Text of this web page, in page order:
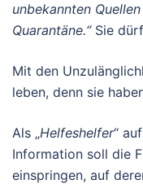
unbekannten
Quarantäne.“ Sie
Mit den
leben, denn sie
Als „Helfeshelfer“
Information soll die
einspringen, auf